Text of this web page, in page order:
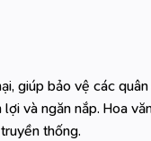
giúp bảo vệ các
và ngăn nắp. Hoa
thống.